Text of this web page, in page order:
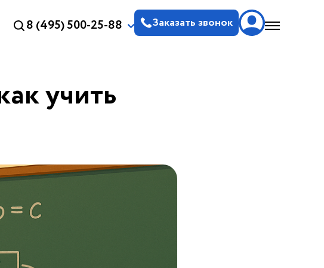
8 (495) 500-25-88 Заказать звонок
учить